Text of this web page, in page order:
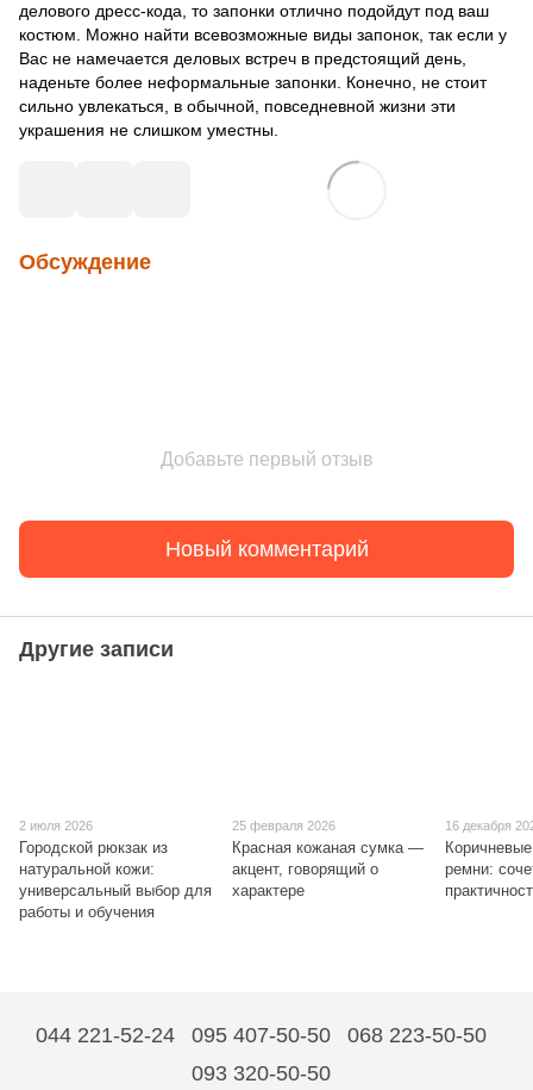
делового дресс-кода, то запонки отлично подойдут под ваш
костюм. Можно найти всевозможные виды запонок, так если у
Вас не намечается деловых встреч в предстоящий день,
наденьте более неформальные запонки. Конечно, не стоит
сильно увлекаться, в обычной, повседневной жизни эти
украшения не слишком уместны.
Обсуждение
Добавьте первый отзыв
Новый комментарий
Другие записи
2 июля 2026
Городской рюкзак из
натуральной кожи:
универсальный выбор для
работы и обучения
25 февраля 2026
Красная кожаная сумка —
акцент, говорящий о
характере
16 декабря
ремни:
044 221-52-24 095 407-50-50
068 223-50-50
093 320-50-50